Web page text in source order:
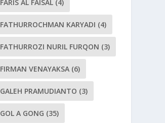
FARIS AL FAISAL (4)
FATHURROCHMAN KARYADI (4)
FATHURROZI NURIL FURQON (3)
FIRMAN VENAYAKSA (6)
GALEH PRAMUDIANTO (3)
GOL A GONG (35)